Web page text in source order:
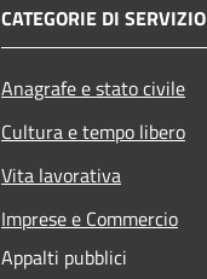
CATEGORIE DI SERVIZIO
Anagrafe e stato civile
Cultura e tempo libero
Vita lavorativa
Imprese e Commercio
Appalti pubblici